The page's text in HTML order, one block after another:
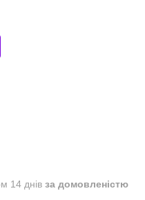
14 днів за домовленістю